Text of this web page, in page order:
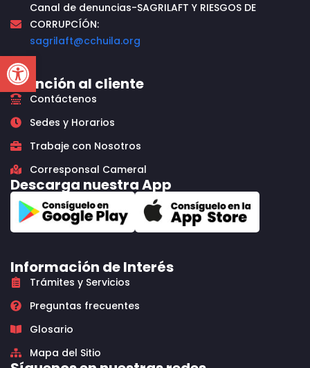
Open toolbar
Canal de denuncias-SAGRILAFT Y RIESGOS DE
CORRUPCÍÓN:
sagrilaft@cchuila.org
Atención al cliente
Contáctenos
Sedes y Horarios
Trabaje con Nosotros
Corresponsal Cameral
Descarga nuestra App
Información de Interés
Trámites y Servicios
Preguntas frecuentes
Glosario
Mapa del Sitio